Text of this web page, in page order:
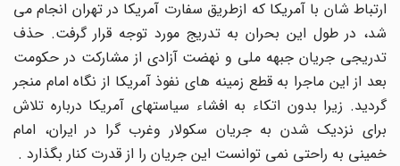
ارتباط شان با آمریکا که ازطریق سفارت آمریکا در تهران انجام می
شد، در طول این بحران به تدریج مورد توجه قرار گرفت. حذف
تدریجی جریان جبهه ملی و نهضت آزادی از مشارکت در حکومت
بعد از این ماجرا به قطع زمینه های نفوذ آمریکا از نگاه امام منجر
گردید. زیرا بدون اتکاء به افشاء سیاستهای آمریکا درباره تلاش
برای نزدیک شدن به جریان سکولار وغرب گرا در ایران، امام
خمینی به راحتی نمی توانست این جریان را از قدرت کنار بگذارد .